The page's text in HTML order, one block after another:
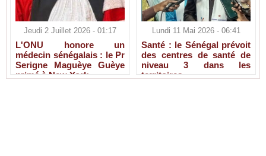
Jeudi 2 Juillet 2026 - 01:17
L'ONU honore un
médecin sénégalais : le Pr
Serigne Maguèye Guèye
primé à New York
Lundi 11 Mai 2026 - 06:41
Santé : le Sénégal prévoit
des centres de santé de
niveau 3 dans les
territoires